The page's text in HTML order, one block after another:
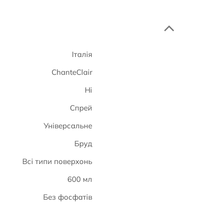
Італія
ChanteClair
Ні
Спрей
Універсальне
Бруд
Всі типи поверхонь
600 мл
Без фосфатів